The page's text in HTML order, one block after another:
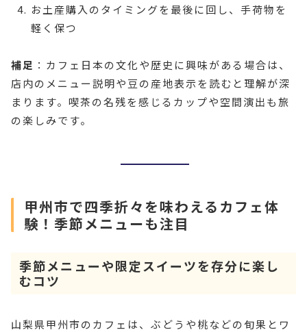
お土産購入のタイミングを最後に回し、手荷物を
軽く保つ
補足 ：カフェ日本の文化や歴史に興味がある場合は、
店内のメニュー説明や豆の産地表示を読むと理解が深
まります。喫茶の名残を感じるカップや空間演出も旅
の楽しみです。
甲州市で四季折々を味わえるカフェ体
験！季節メニューも注目
季節メニューや限定スイーツを存分に楽し
むコツ
山梨県甲州市のカフェは、ぶどうや桃などの旬果とワ